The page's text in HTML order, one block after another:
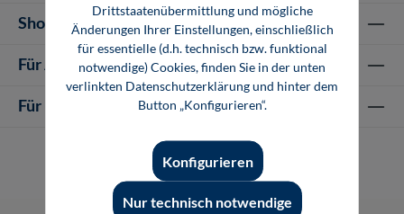
Shop-Service
Für Autor-/innen
Für Unternehmen
Drittstaatenübermittlung und mögliche
Änderungen Ihrer Einstellungen, einschließlich
für essentielle (d.h. technisch bzw. funktional
notwendige) Cookies, finden Sie in der unten
verlinkten Datenschutzerklärung und hinter dem
Button „Konfigurieren“.
Nur technisch notwendige
Konfigurieren